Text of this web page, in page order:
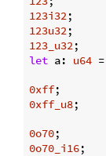
123i32
123u32
123_u32
let a: u64 =
0xff
0xff_u8
0o70
0o70_i16